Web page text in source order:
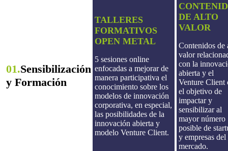
01.Sensibilización
y Formación
TALLERES
FORMATIVOS
OPEN METAL
5 sesiones online
enfocadas a mejorar de
manera participativa el
conocimiento sobre los
modelos de innovación
corporativa, en especial,
las posibilidades de la
innovación abierta y
modelo Venture Client.
DE ALTO
VALOR
Contenidos de
valor
con la
abierta y el
Venture Client
el objetivo de
impactar y
sensibilizar al
mayor número
posible de
y empresas del
mercado.